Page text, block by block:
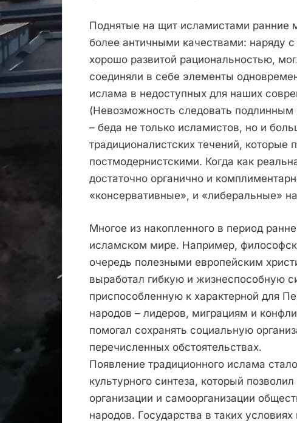
Поднятые на щит исламистами ранние
более античными качествами: наряду
хорошо развитой рациональностью,
соединяли в себе элементы
ислама в недоступных для наших
(Невозможность следовать подлинным
– беда не только исламистов, но и
традиционалистских течений, которые
постмодернистскими. Когда как
достаточно органично и
«консервативные», и «либеральные»
Многое из накопленного в период
исламском мире. Например,
очередь полезными европейским
выработал гибкую и жизнеспособную
приспособленную к характерной для
народов – лидеров, миграциям и
помогал сохранять социальную
перечисленных обстоятельствах.
Появление традиционного ислама
культурного синтеза, который
организации и самоорганизации
народов. Государства в таких